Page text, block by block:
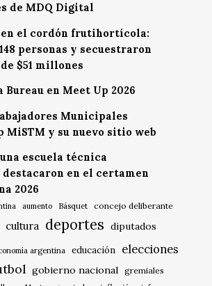
de MDQ Digital
el cordón frutihortícola:
personas y secuestraron
$51 millones
en Meet Up 2026
Municipales
MiSTM y su nuevo sitio web
escuela técnica
en el certamen
2026
aumento Básquet concejo deliberante
cultura deportes diputados
argentina educación elecciones
gobierno nacional gremiales